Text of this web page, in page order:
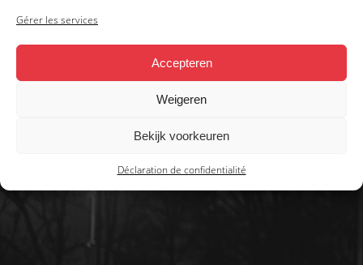
Gérer les services
Accepteren
Weigeren
Bekijk voorkeuren
Déclaration de confidentialité